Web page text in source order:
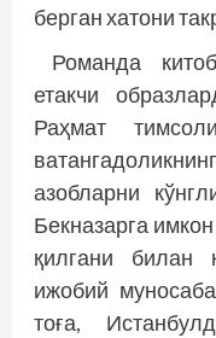
берган хатони
Романда
етакчи
Раҳмат
азобларни
Бекназарга
қилгани билан
ижобий
тоға,